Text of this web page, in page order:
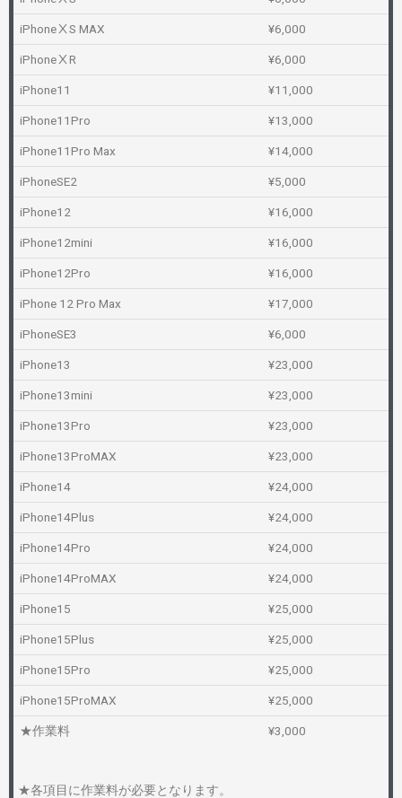
iPhoneⅩS MAX ¥6,000
iPhoneⅩR ¥6,000
iPhone11 ¥11,000
iPhone11Pro ¥13,000
iPhone11Pro Max ¥14,000
iPhoneSE2 ¥5,000
iPhone12 ¥16,000
iPhone12mini ¥16,000
iPhone12Pro ¥16,000
iPhone 12 Pro Max ¥17,000
iPhoneSE3 ¥6,000
iPhone13 ¥23,000
iPhone13mini ¥23,000
iPhone13Pro ¥23,000
iPhone13ProMAX ¥23,000
iPhone14 ¥24,000
iPhone14Plus ¥24,000
iPhone14Pro ¥24,000
iPhone14ProMAX ¥24,000
iPhone15 ¥25,000
iPhone15Plus ¥25,000
iPhone15Pro ¥25,000
iPhone15ProMAX ¥25,000
★作業料 ¥3,000
★各項目に作業料が必要となります。